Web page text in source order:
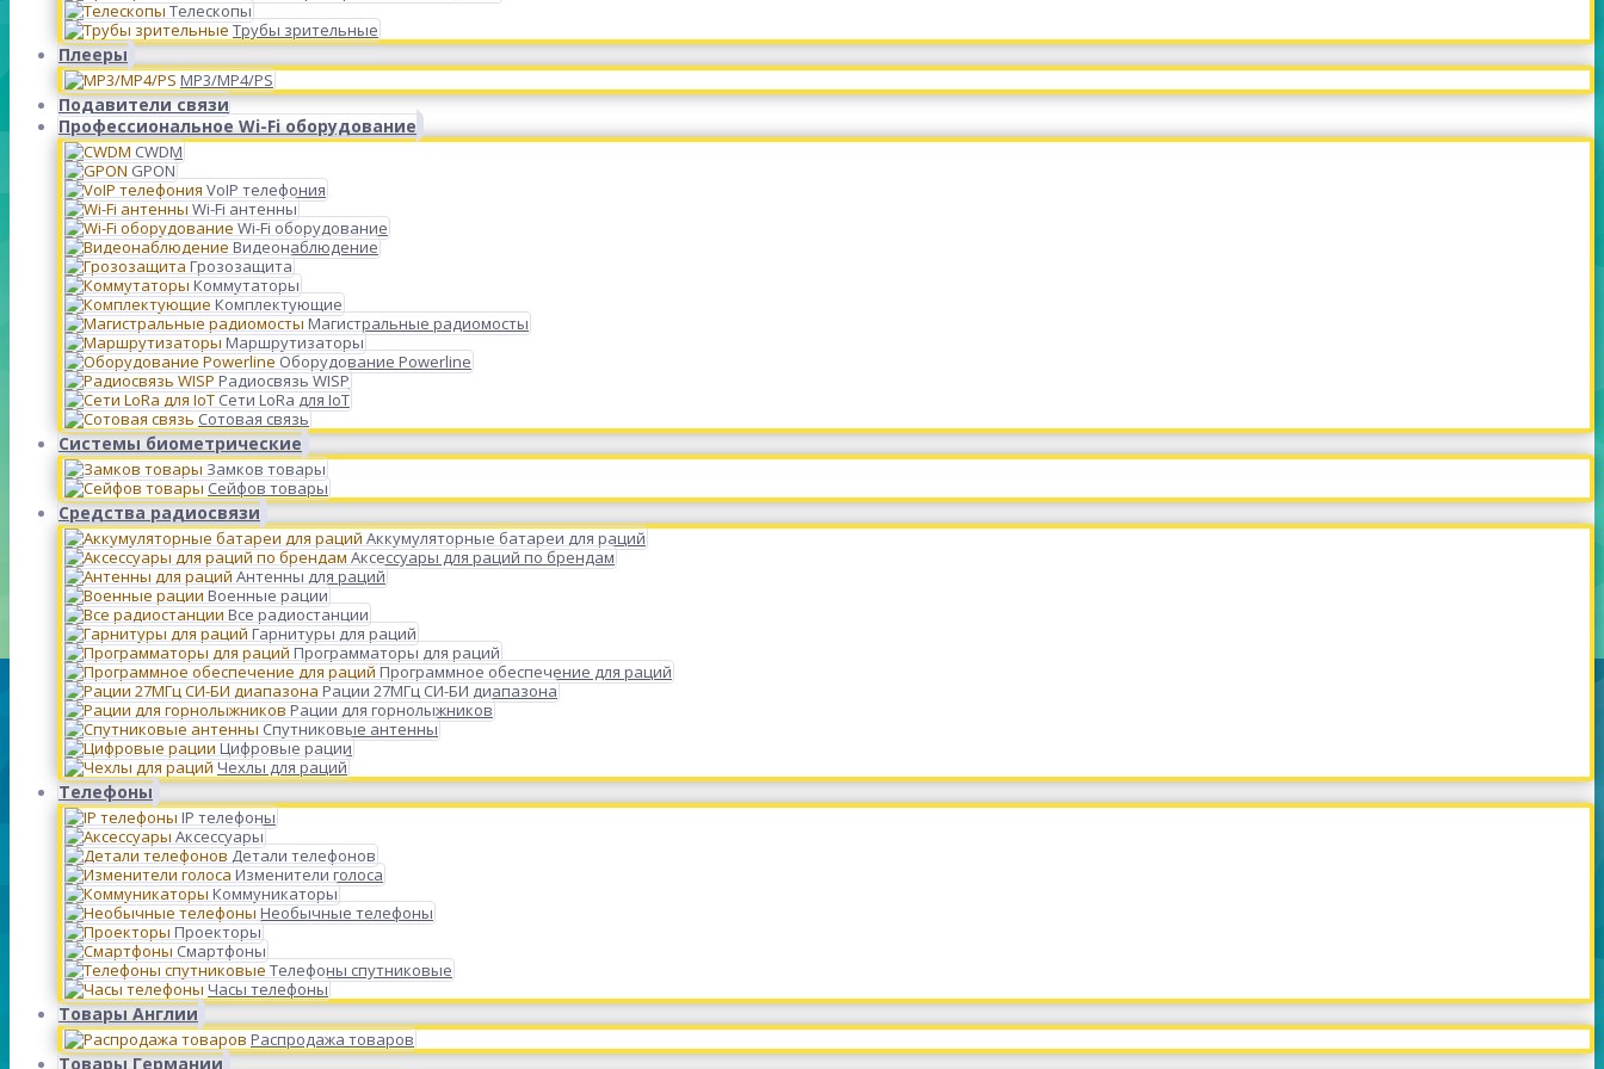
Телескопы
Трубы зрительные
Плееры
MP3/MP4/PS
Подавители связи
Профессиональное Wi-Fi оборудование
CWDM
GPON
VoIP телефония
Wi-Fi антенны
Wi-Fi оборудование
Видеонаблюдение
Грозозащита
Коммутаторы
Комплектующие
Магистральные радиомосты
Маршрутизаторы
Оборудование Powerline
Радиосвязь WISP
Сети LoRa для IoT
Сотовая связь
Системы биометрические
Замков товары
Сейфов товары
Средства радиосвязи
Аккумуляторные батареи для раций
Аксессуары для раций по брендам
Антенны для раций
Военные рации
Все радиостанции
Гарнитуры для раций
Программаторы для раций
Программное обеспечение для раций
Рации 27МГц СИ-БИ диапазона
Рации для горнолыжников
Спутниковые антенны
Цифровые рации
Чехлы для раций
Телефоны
IP телефоны
Аксессуары
Детали телефонов
Изменители голоса
Коммуникаторы
Необычные телефоны
Проекторы
Смартфоны
Телефоны спутниковые
Часы телефоны
Товары Англии
Распродажа товаров
Товары Германии